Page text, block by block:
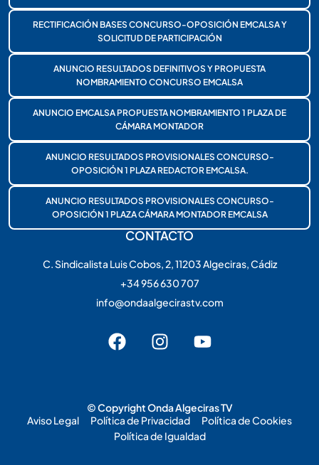
RECTIFICACIÓN BASES CONCURSO-OPOSICIÓN EMCALSA Y
SOLICITUD DE PARTICIPACIÓN
ANUNCIO RESULTADOS DEFINITIVOS Y PROPUESTA
NOMBRAMIENTO CONCURSO EMCALSA
ANUNCIO EMCALSA PROPUESTA NOMBRAMIENTO 1 PLAZA DE
CÁMARA MONTADOR
ANUNCIO RESULTADOS PROVISIONALES CONCURSO-
OPOSICIÓN 1 PLAZA REDACTOR EMCALSA.
ANUNCIO RESULTADOS PROVISIONALES CONCURSO-
OPOSICIÓN 1 PLAZA CÁMARA MONTADOR EMCALSA
CONTACTO
C. Sindicalista Luis Cobos, 2, 11203 Algeciras, Cádiz
+34 956 630 707
info@ondaalgecirastv.com
© Copyright Onda Algeciras TV
Aviso Legal
Política de Privacidad
Política de Cookies
Política de Igualdad